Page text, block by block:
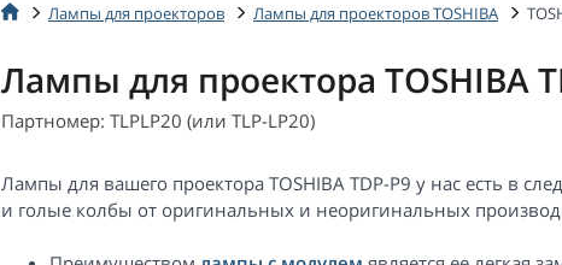
Лампы для проекторов Лампы для проекторов TOSHIBA
Лампы для проектора TOSHIBA
Партномер: TLPLP20 (или TLP-LP20)
Лампы для вашего проектора TOSHIBA TDP-P9 у нас есть в
и голые колбы от оригинальных и неоригинальных